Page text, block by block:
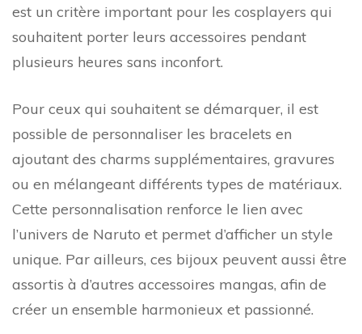
est un critère important pour les cosplayers qui
souhaitent porter leurs accessoires pendant
plusieurs heures sans inconfort.
Pour ceux qui souhaitent se démarquer, il est
possible de personnaliser les bracelets en
ajoutant des charms supplémentaires, gravures
ou en mélangeant différents types de matériaux.
Cette personnalisation renforce le lien avec
l’univers de Naruto et permet d’afficher un style
unique. Par ailleurs, ces bijoux peuvent aussi être
assortis à d’autres accessoires mangas, afin de
créer un ensemble harmonieux et passionné.